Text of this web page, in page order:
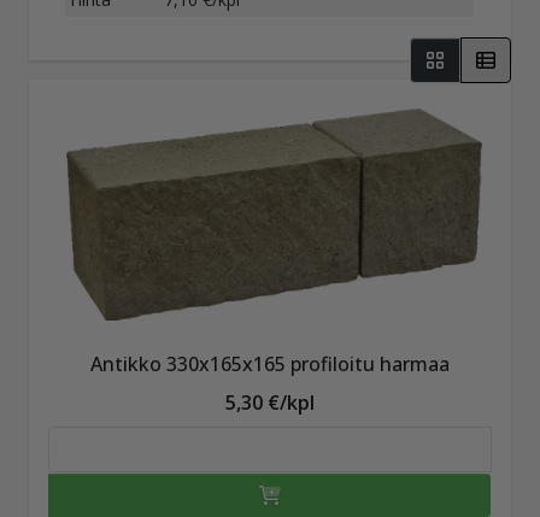
Antikko 330x165x165 profiloitu harmaa
5,30 €/kpl